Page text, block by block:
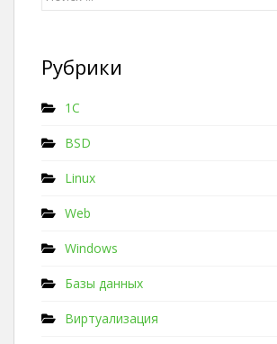
Рубрики
1C
BSD
Linux
Web
Windows
Базы данных
Виртуализация